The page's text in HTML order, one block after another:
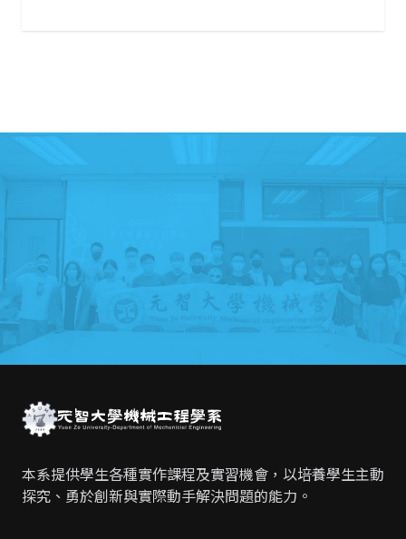
本系提供學生各種實作課程及實習機會， 以培養學生主動
探究、勇於創新與實際動手解決問題的能力。